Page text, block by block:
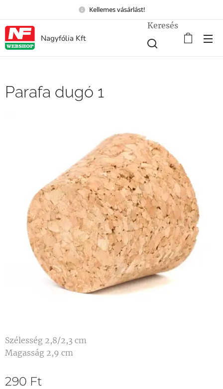
Kellemes vásárlást!
Nagyfólia Kft
Keresés
Parafa dugó 1
Szélesség 2,8/2,3 cm
Magasság 2,9 cm
290 Ft